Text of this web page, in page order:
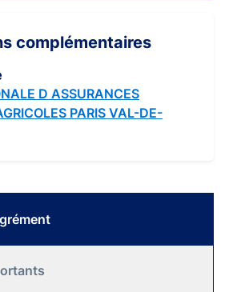
complémentaires
D ASSURANCES
PARIS VAL-DE-